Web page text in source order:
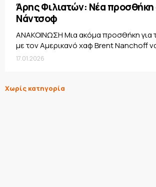
Άρης Φιλιατών: Νέα
Νάντσοφ
ΑΝΑΚΟΙΝΩΣΗ Μια ακόμα προσθήκη για
με τον Αμερικανό χαφ Brent Nanchoff
17.01.2026
Χωρίς κατηγορία